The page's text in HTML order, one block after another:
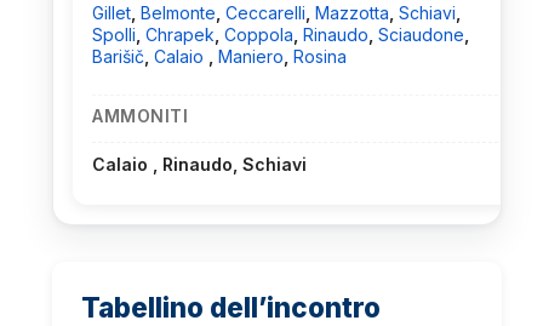
Gillet Belmonte Ceccarelli Mazzotta Schiavi
Spolli Chrapek Coppola Rinaudo Sciaudone
Barišič Calaio Maniero Rosina
AMMONITI
Calaio , Rinaudo, Schiavi
Tabellino dell’incontro